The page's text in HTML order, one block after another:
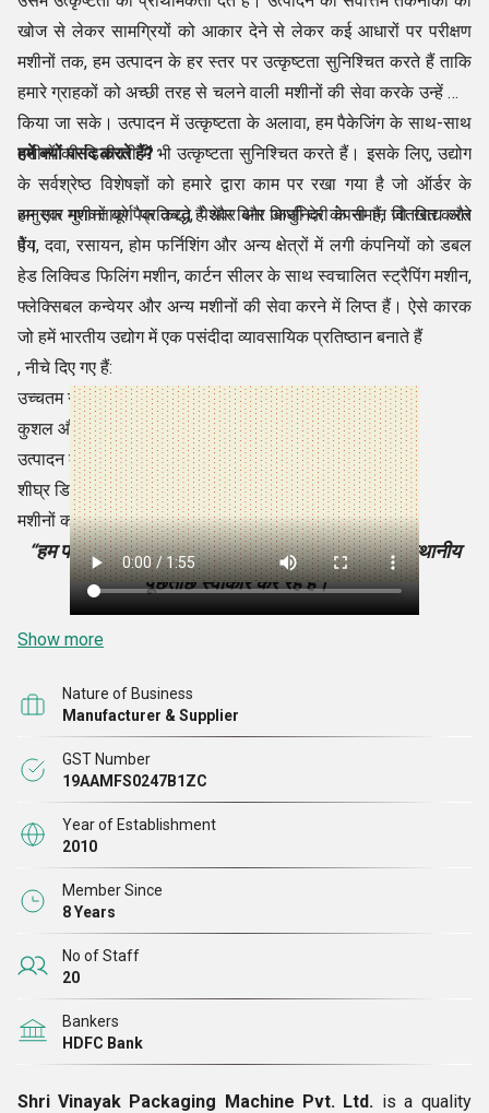
खोज से लेकर सामग्रियों को आकार देने से लेकर कई आधारों पर परीक्षण
मशीनों तक, हम उत्पादन के हर स्तर पर उत्कृष्टता सुनिश्चित करते हैं ताकि
हमारे ग्राहकों को अच्छी तरह से चलने वाली मशीनों की सेवा करके उन्हें खुश
किया जा सके। उत्पादन में उत्कृष्टता के अलावा, हम पैकेजिंग के साथ-साथ
मशीनों की डिलीवरी में भी उत्कृष्टता सुनिश्चित करते हैं। इसके लिए, उद्योग
के सर्वश्रेष्ठ विशेषज्ञों को हमारे द्वारा काम पर रखा गया है जो ऑर्डर के
अनुसार मशीनों को पैक करते हैं और बिना किसी देरी के समान वितरित करते
हैं।
हमें क्यों पसंद करते हैं?
हम एक गुणवत्तापूर्ण प्रतिबद्ध, पेशेवर और आधुनिक कंपनी हैं, जो खाद्य और
पेय, दवा, रसायन, होम फर्निशिंग और अन्य क्षेत्रों में लगी कंपनियों को डबल
हेड लिक्विड फिलिंग मशीन, कार्टन सीलर के साथ स्वचालित स्ट्रैपिंग मशीन,
फ्लेक्सिबल कन्वेयर और अन्य मशीनों की सेवा करने में लिप्त हैं। ऐसे कारक
जो हमें भारतीय उद्योग में एक पसंदीदा व्यावसायिक प्रतिष्ठान बनाते हैं
, नीचे दिए गए हैं:
उच्चतम गुणवत्ता मानक
कुशल और अनुभवी स्टाफ़
उत्पादन की नवीनतम तकनीकें
शीघ्र डिलीवरी सेवा
मशीनों का नवोन्मेषी पोर्टफोलियो
“हम पश्चिम बंगाल, ओडिशा, झारखंड, असम और बिहार से स्थानीय
पूछताछ स्वीकार कर रहे हैं। ”
Show more
Nature of Business
Manufacturer & Supplier
GST Number
19AAMFS0247B1ZC
Year of Establishment
2010
Member Since
8 Years
No of Staff
20
Bankers
HDFC Bank
Shri Vinayak Packaging Machine Pvt. Ltd. is a quality